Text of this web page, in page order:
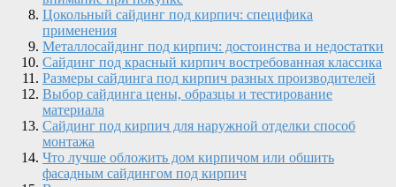
Цокольный сайдинг под кирпич: специфика
применения
Металлосайдинг под кирпич: достоинства и недостатки
Сайдинг под красный кирпич востребованная классика
Размеры сайдинга под кирпич разных производителей
Выбор сайдинга цены, образцы и тестирование
материала
Сайдинг под кирпич для наружной отделки способ
монтажа
Что лучше обложить дом кирпичом или обшить
фасадным сайдингом под кирпич